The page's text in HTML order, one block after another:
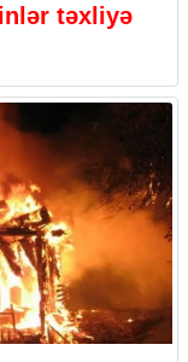
təxliyə